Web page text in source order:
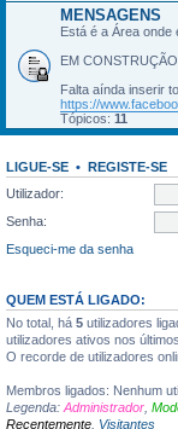
MENSAGENS
Está é a Área
EM CONSTRUÇÃO
Falta aínda inserir
https://
Tópicos: 11
LIGUE-SE • REGISTE-SE
Utilizador:
Senha:
Esqueci-me da senha
QUEM ESTÁ LIGADO:
No total, há 5 utilizadores
utilizadores ativos nos
O recorde de utilizadores
Membros ligados: Nenhum
Legenda: Administrador
Recentemente Visitantes